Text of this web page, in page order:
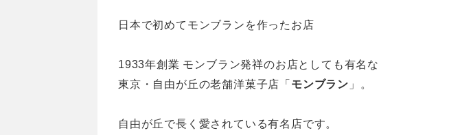
日本で初めてモンブランを作ったお店
1933年創業 モンブラン発祥のお店としても有名な
東京・自由が丘の老舗洋菓子店「 モンブラン 」。
自由が丘で長く愛されている有名店です。